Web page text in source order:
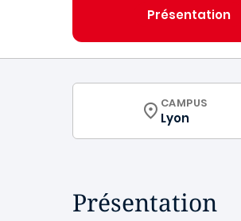
Présentation
CURRICULUM
CAMPUS
Lyon
Présentation